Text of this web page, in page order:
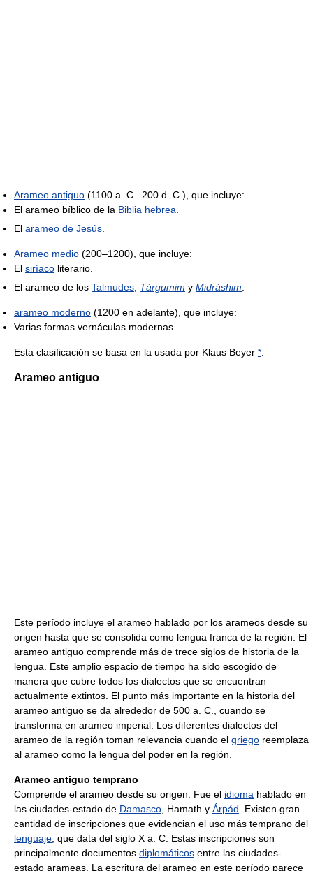
Arameo antiguo (1100 a. C.–200 d. C.), que incluye:
El arameo bíblico de la Biblia hebrea
El arameo de Jesús
Arameo medio (200–1200), que incluye:
El siríaco literario.
El arameo de los Talmudes Tárgumim y Midráshim
arameo moderno (1200 en adelante), que incluye:
Varias formas vernáculas modernas.
Esta clasificación se basa en la usada por Klaus Beyer *
Arameo antiguo
Este período incluye el arameo hablado por los arameos desde su
origen hasta que se consolida como lengua franca de la región. El
arameo antiguo comprende más de trece siglos de historia de la
lengua. Este amplio espacio de tiempo ha sido escogido de
manera que cubre todos los dialectos que se encuentran
actualmente extintos. El punto más importante en la historia del
arameo antiguo se da alrededor de 500 a. C., cuando se
transforma en arameo imperial. Los diferentes dialectos del
arameo de la región toman relevancia cuando el griego reemplaza
al arameo como la lengua del poder en la región.
Arameo antiguo temprano
Comprende el arameo desde su origen. Fue el idioma hablado en
las ciudades-estado de Damasco , Hamath y Árpád . Existen gran
cantidad de inscripciones que evidencian el uso más temprano del
lenguaje , que data del siglo X a. C. Estas inscripciones son
principalmente documentos diplomáticos entre las ciudades-
estado arameas. La escritura del arameo en este período parece